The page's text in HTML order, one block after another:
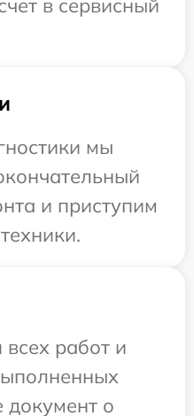
в сервисный
мы
и приступим
работ и
документ о